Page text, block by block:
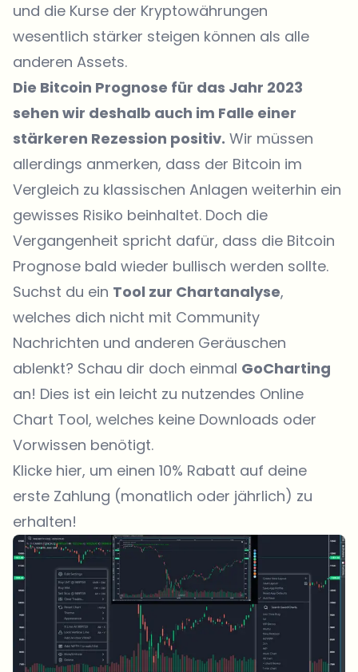
und die Kurse der Kryptowährungen
wesentlich stärker steigen können als alle
anderen Assets.
Die Bitcoin Prognose für das Jahr 2023
sehen wir deshalb auch im Falle einer
stärkeren Rezession positiv. Wir müssen
allerdings anmerken, dass der Bitcoin im
Vergleich zu klassischen Anlagen weiterhin ein
gewisses Risiko beinhaltet. Doch die
Vergangenheit spricht dafür, dass die Bitcoin
Prognose bald wieder bullisch werden sollte.
Suchst du ein Tool zur Chartanalyse,
welches dich nicht mit Community
Nachrichten und anderen Geräuschen
ablenkt? Schau dir doch einmal GoCharting
an! Dies ist ein leicht zu nutzendes Online
Chart Tool, welches keine Downloads oder
Vorwissen benötigt.
Klicke hier, um einen 10% Rabatt auf deine
erste Zahlung (monatlich oder jährlich) zu
erhalten!